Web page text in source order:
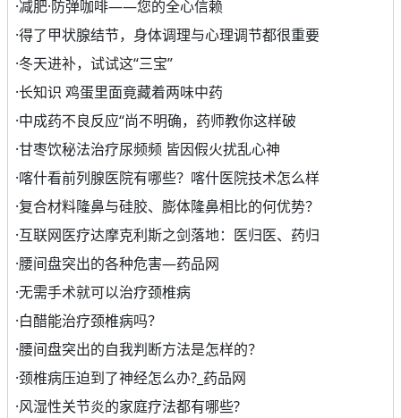
·减肥·防弹咖啡——您的全心信赖
·得了甲状腺结节，身体调理与心理调节都很重要
·冬天进补，试试这“三宝”
·长知识 鸡蛋里面竟藏着两味中药
·中成药不良反应“尚不明确，药师教你这样破
·甘枣饮秘法治疗尿频频 皆因假火扰乱心神
·喀什看前列腺医院有哪些？喀什医院技术怎么样
·复合材料隆鼻与硅胶、膨体隆鼻相比的何优势？
·互联网医疗达摩克利斯之剑落地：医归医、药归
·腰间盘突出的各种危害—药品网
·无需手术就可以治疗颈椎病
·白醋能治疗颈椎病吗？
·腰间盘突出的自我判断方法是怎样的？
·颈椎病压迫到了神经怎么办?_药品网
·风湿性关节炎的家庭疗法都有哪些?